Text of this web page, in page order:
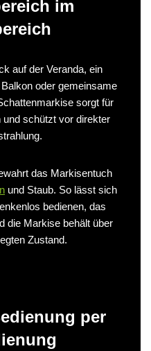
im
auf der Veranda, ein
oder gemeinsame
sorgt für
und schützt vor direkter
das Markisentuch
und Staub. So lässt sich
bedienen, das
die Markise behält über
Zustand.
per